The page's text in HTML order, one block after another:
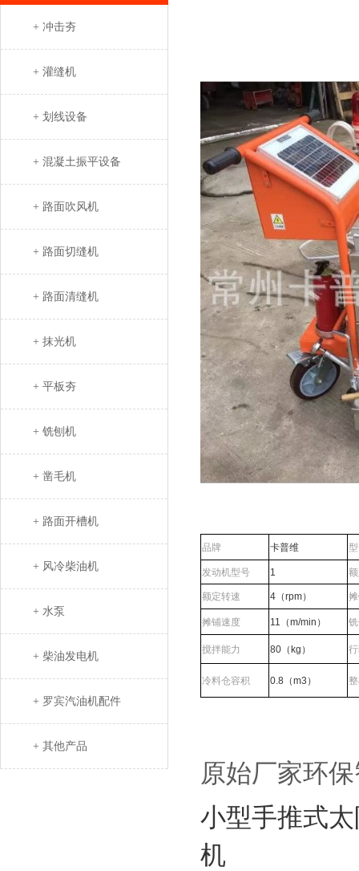
+ 冲击夯
+ 灌缝机
+ 划线设备
+ 混凝土振平设备
+ 路面吹风机
+ 路面切缝机
+ 路面清缝机
+ 抹光机
+ 平板夯
+ 铣刨机
+ 凿毛机
+ 路面开槽机
+ 风冷柴油机
+ 水泵
+ 柴油发电机
+ 罗宾汽油机配件
+ 其他产品
品牌 卡普维
发动机型号 1
额定转速 4（rpm）
摊铺速度 11（m/min）
搅拌能力 80（kg）
冷料仓容积 0.8（m3）
原始厂家环
小型手推式
机